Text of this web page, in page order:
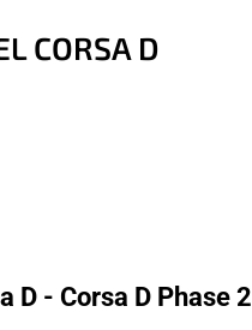
CORSA D
D - Corsa D Phase 2